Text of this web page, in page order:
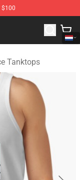
$100
Merchandise
Tanktops